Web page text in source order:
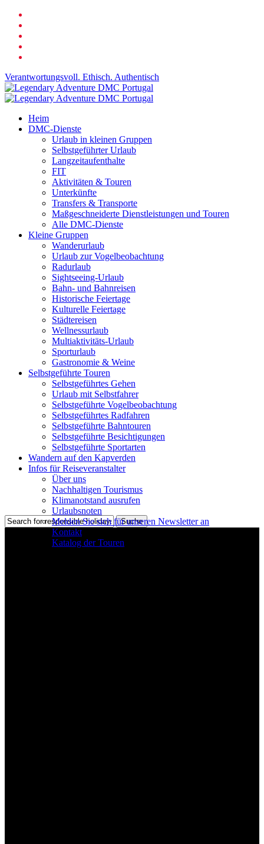
Zum
Hauptinhalt
springen
Verantwortungsvoll. Ethisch. Authentisch
Suche
Speisekarte
Heim
DMC-Dienste
Urlaub in kleinen Gruppen
Selbstgeführter Urlaub
Langzeitaufenthalte
FIT
Aktivitäten & Touren
Unterkünfte
Transfers & Transporte
Maßgeschneiderte Dienstleistungen und Touren
Alle DMC-Dienste
Kleine Gruppen
Wanderurlaub
Urlaub zur Vogelbeobachtung
Radurlaub
Sightseeing-Urlaub
Bahn- und Bahnreisen
Historische Feiertage
Kulturelle Feiertage
Städtereisen
Wellnessurlaub
Multiaktivitäts-Urlaub
Sporturlaub
Gastronomie & Weine
Selbstgeführte Touren
Selbstgeführtes Gehen
Urlaub mit Selbstfahrer
Selbstgeführte Vogelbeobachtung
Selbstgeführtes Radfahren
Selbstgeführte Bahntouren
Selbstgeführte Besichtigungen
Selbstgeführte Sportarten
Wandern auf den Kapverden
Infos für Reiseveranstalter
Über uns
Nachhaltigen Tourismus
Klimanotstand ausrufen
Urlaubsnoten
Melden Sie sich für unseren Newsletter an
Kontakt
Katalog der Touren
Suche